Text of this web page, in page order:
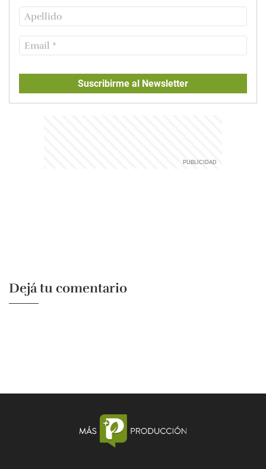
Suscribirme al Newsletter
Dejá tu comentario